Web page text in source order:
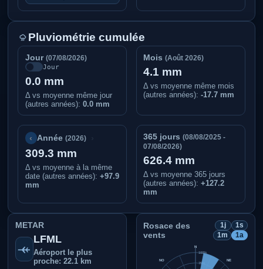
Pluviométrie cumulée
Jour (07/08/2026)
Jour
0.0 mm
Δ vs moyenne même jour
(autres années): 0.0 mm
Mois(Août 2026)
4.1 mm
Δ vs moyenne même mois
(autres années):-17.7 mm
‹ Année(2026)
309.3 mm
Δ vs moyenne à la même
date (autres années): +97.9
mm
365 jours(08/08/2025 -
07/08/2026)
626.4 mm
Δ vs moyenne 365 jours
(autres années):+127.2
mm
METAR
LFML
Aéroport le plus
proche: 22.1 km
Rosace des
vents
1j
1s
1m
1a
100%
75%
N
NE
NO